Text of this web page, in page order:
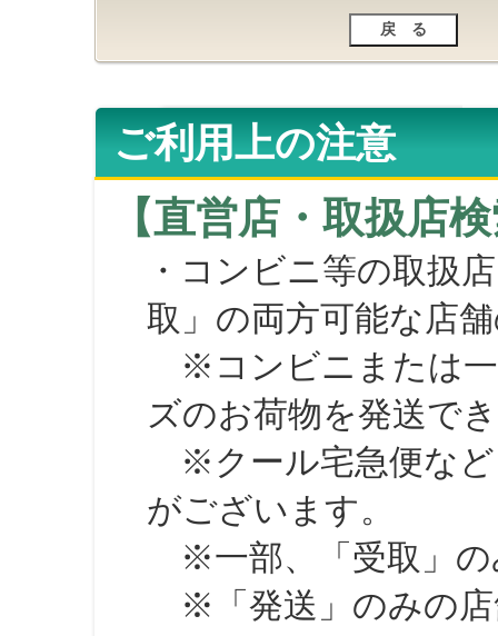
ご利用上の注意
【直営店・取扱店
・コンビニ等の取扱
取」の両方可能な店
※コンビニまたは一
ズのお荷物を発送で
※クール宅急便など
がございます。
※一部、「受取」の
※「発送」のみの店